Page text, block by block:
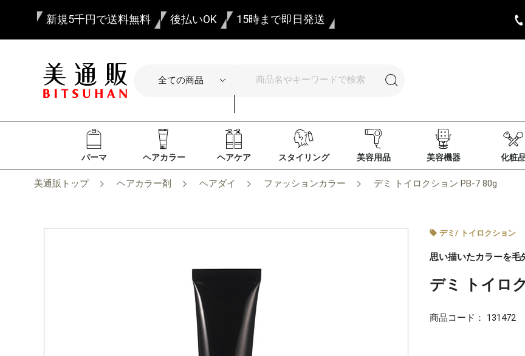
新規5千円で送料無料 後払いOK 15時まで即日発送
パーマ ヘアカラー ヘアケア スタイリング 美容用品 美容機器 化粧
美通販トップ ヘアカラー剤 ヘアダイ ファッションカラー デミ トイロクション PB-7 80g
デミ / トイロクション
思い描いたカラーを毛
デミ トイロ
商品コード： 131472